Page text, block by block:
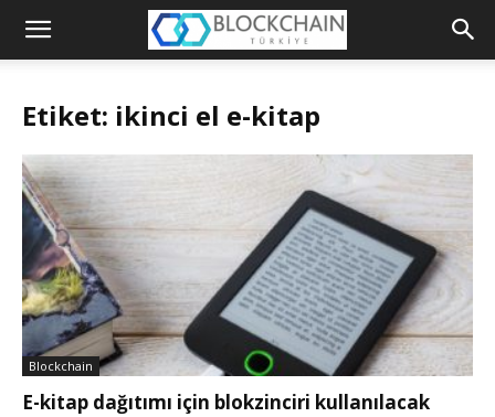
Blockchain
Etiket: ikinci el e-kitap
Blockchain
E-kitap dağıtımı için blokzinciri kullanılacak